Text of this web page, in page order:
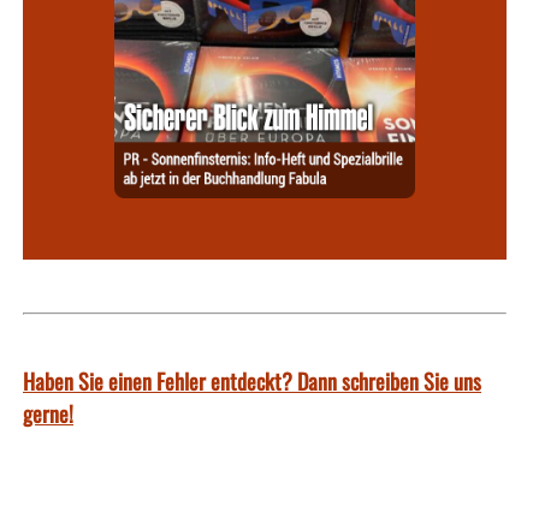
Haben Sie einen Fehler entdeckt? Dann schreiben Sie uns
gerne!